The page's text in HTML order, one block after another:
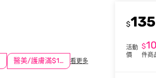
醫美/護膚滿$1200送$200 看更多
$135
活動
價
$
件商